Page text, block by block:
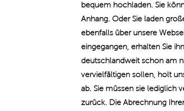
bequem hochladen. Sie
Anhang. Oder Sie laden
ebenfalls über unsere
eingegangen, erhalten Sie
deutschlandweit schon am
vervielfältigen sollen, holt
ab. Sie müssen sie lediglich
zurück. Die Abrechnung